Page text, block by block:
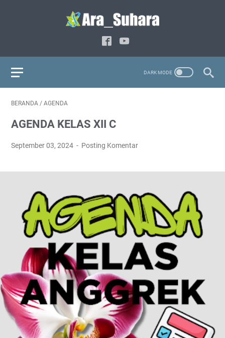
BERANDA / AGENDA
AGENDA KELAS XII C
September 03, 2024 Posting Komentar